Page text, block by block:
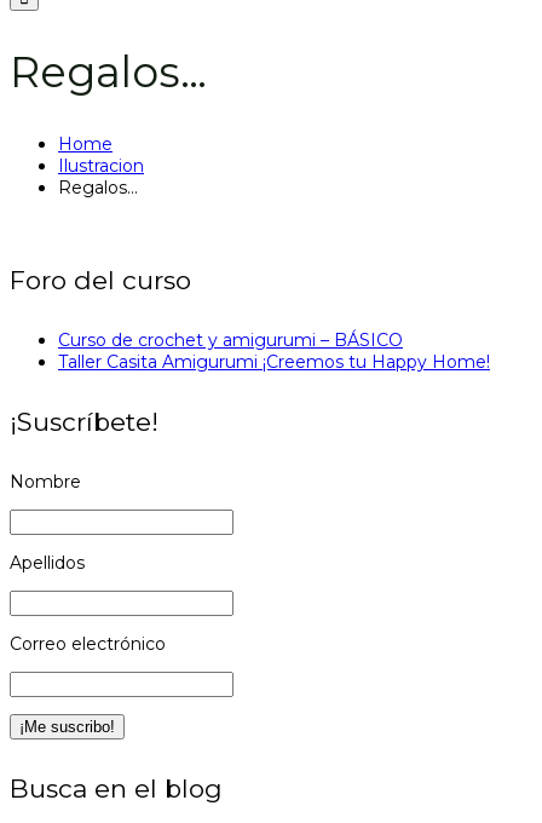
Regalos…
Home
Ilustracion
Regalos…
Foro del curso
Curso de crochet y amigurumi – BÁSICO
Taller Casita Amigurumi ¡Creemos tu Happy Home!
¡Suscríbete!
Nombre
Apellidos
Correo electrónico
Busca en el blog